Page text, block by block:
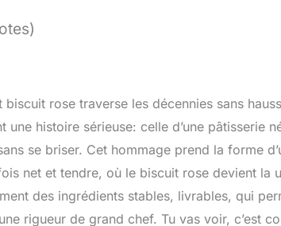
rose traverse les décennies sans
histoire sérieuse: celle d’une pâtisserie
se briser. Cet hommage prend la forme
net et tendre, où le biscuit rose devient la
des ingrédients stables, livrables, qui
rigueur de grand chef. Tu vas voir, c’est